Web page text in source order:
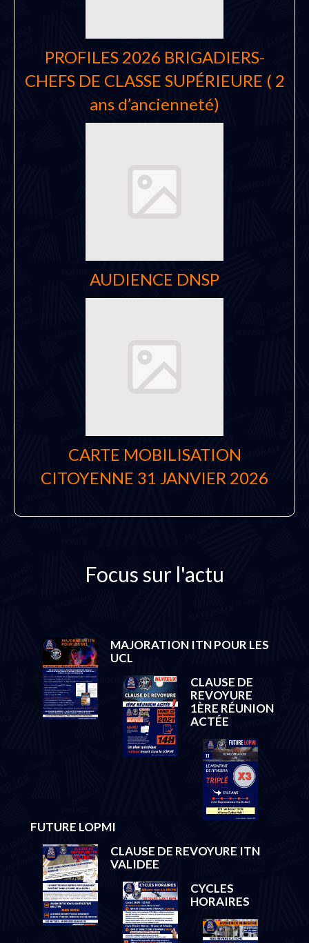
PROFILES 2026 BRIGADIERS-
CHEFS DE CLASSE SUPÉRIEURE ( 2
ans d’ancienneté)
AUDIENCE DNSP
CARTE MOBILISATION
CITOYENNE 31 JANVIER 2026
Focus sur l'actu
MAJORATION ITN POUR LES
UCL
CLAUSE DE
REVOYURE
1ÈRE RÉUNION
ACTÉE
FUTURE LOPMI
CLAUSE DE REVOYURE ITN
VALIDEE
CYCLES
HORAIRES